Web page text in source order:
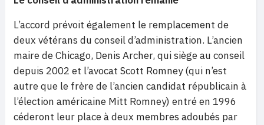
L’accord prévoit également le remplacement de
deux vétérans du conseil d’administration. L’ancien
maire de Chicago, Denis Archer, qui siège au conseil
depuis 2002 et l’avocat Scott Romney (qui n’est
autre que le frère de l’ancien candidat républicain à
l’élection américaine Mitt Romney) entré en 1996
céderont leur place à deux membres adoubés par